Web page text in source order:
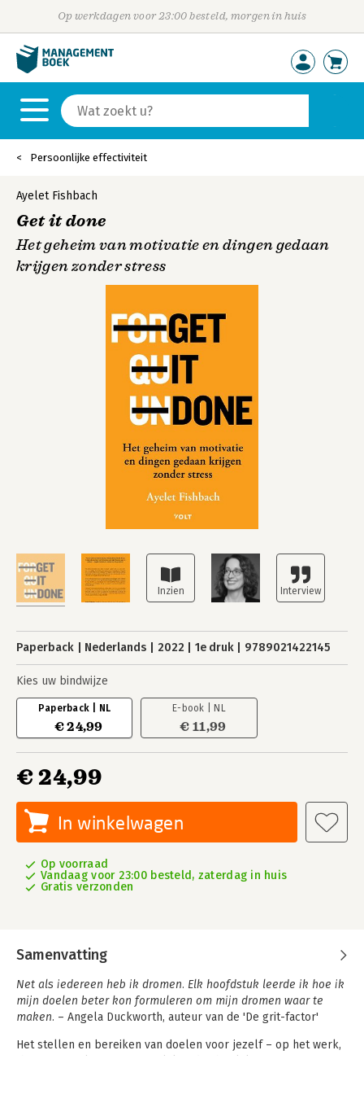
Op werkdagen voor 23:00 besteld, morgen in huis
Persoonlijke effectiviteit
Ayelet Fishbach
Get it done
Het geheim van motivatie en dingen gedaan
krijgen zonder stress
Paperback Nederlands 2022 1e druk 9789021422145
Kies uw bindwijze
Paperback | NL
€ 24,99
E-book | NL
€ 11,99
€ 24,99
In winkelwagen
Op voorraad
Vandaag voor 23:00 besteld, zaterdag in huis
Gratis verzonden
Samenvatting
Net als iedereen heb ik dromen. Elk hoofdstuk leerde ik hoe ik
mijn doelen beter kon formuleren om mijn dromen waar te
maken. – Angela Duckworth, auteur van de 'De grit-factor'
Het stellen en bereiken van doelen voor jezelf – op het werk,